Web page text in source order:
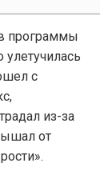
программы
улетучилась
с
из-за
от